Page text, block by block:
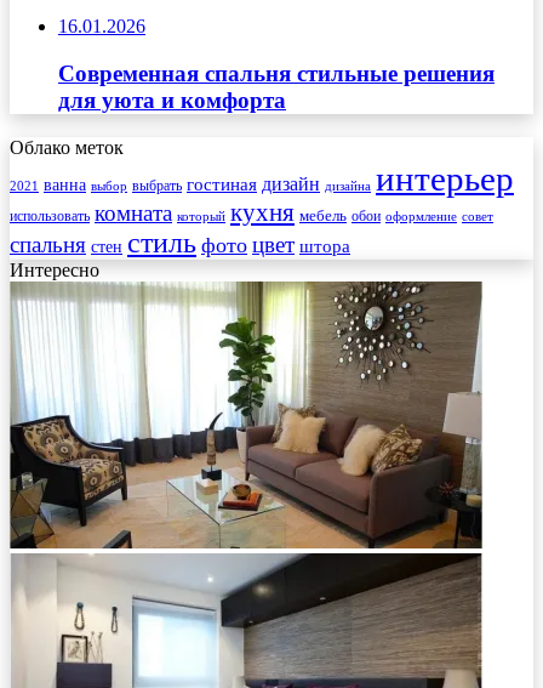
16.01.2026
Современная спальня стильные решения
для уюта и комфорта
Облако меток
2021 ванна выбор выбрать гостиная дизайн дизайна интерьер
использовать комната который кухня мебель обои оформление совет
спальня стен стиль фото цвет штора
Интересно